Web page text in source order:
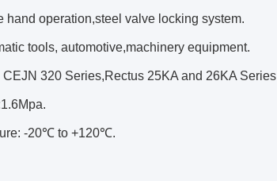
hand operation,steel valve locking system.
tools, automotive,machinery equipment.
320 Series,Rectus 25KA and 26KA Series
-20℃ to +120℃.